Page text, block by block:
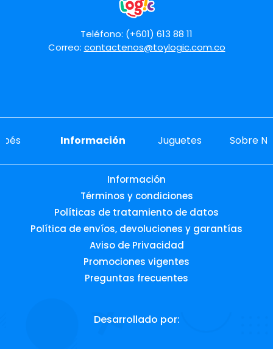
Teléfono: (+601) 613 88 11
Correo: contactenos@toylogic.com.co
Información Juguetes Sobre
Información
Términos y condiciones
Políticas de tratamiento de datos
Política de envíos, devoluciones y garantías
Aviso de Privacidad
Promociones vigentes
Preguntas frecuentes
Desarrollado por: